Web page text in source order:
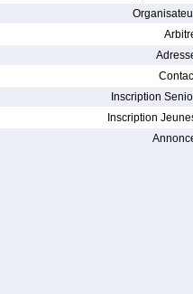
Inscription
Inscription